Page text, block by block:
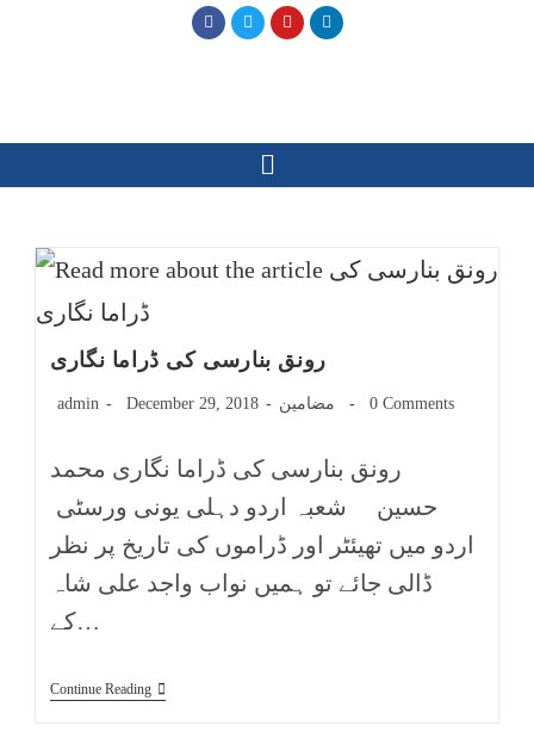
رونق بنارسی کی ڈراما نگاری
admin December 29, 2018 مضامین 0 Comments
رونق بنارسی کی ڈراما نگاری محمد
حسین شعبہ اردو دہلی یونی ورسٹی
اردو میں تھیئٹر اور ڈراموں کی تاریخ پر نظر
ڈالی جائے تو ہمیں نواب واجد علی شاہ
کے…
Continue Reading